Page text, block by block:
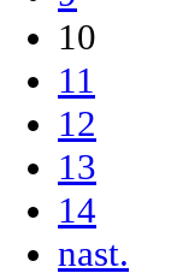
10
11
12
13
14
nast.